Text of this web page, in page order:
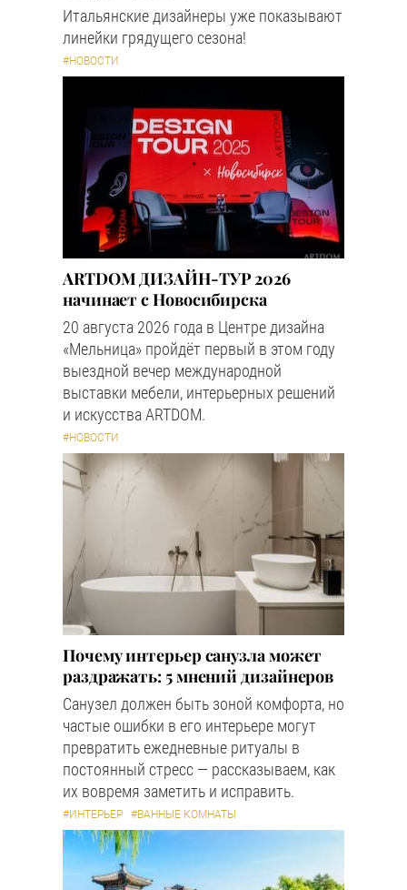
Итальянские дизайнеры уже показывают
линейки грядущего сезона!
#НОВОСТИ
ARTDOM ДИЗАЙН-ТУР 2026
начинает с Новосибирска
20 августа 2026 года в Центре дизайна
«Мельница» пройдёт первый в этом году
выездной вечер международной
выставки мебели, интерьерных решений
и искусства ARTDOM.
#НОВОСТИ
Почему интерьер санузла может
раздражать: 5 мнений дизайнеров
Санузел должен быть зоной комфорта, но
частые ошибки в его интерьере могут
превратить ежедневные ритуалы в
постоянный стресс — рассказываем, как
их вовремя заметить и исправить.
#ИНТЕРЬЕР #ВАННЫЕ КОМНАТЫ